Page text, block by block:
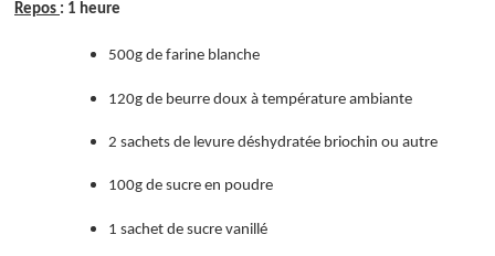
Repos : 1 heure
500g de farine blanche
120g de beurre doux à température ambiante
2 sachets de levure déshydratée briochin ou autre
100g de sucre en poudre
1 sachet de sucre vanillé